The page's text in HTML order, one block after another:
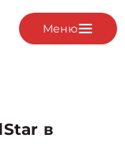
Меню
в